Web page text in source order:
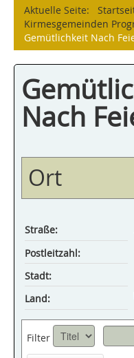
Aktuelle Seite:
Kirmesgemeinden
Gemütlichkeit Nach
Nach
Ort
Straße:
Postleitzahl:
Stadt:
Land:
Filter